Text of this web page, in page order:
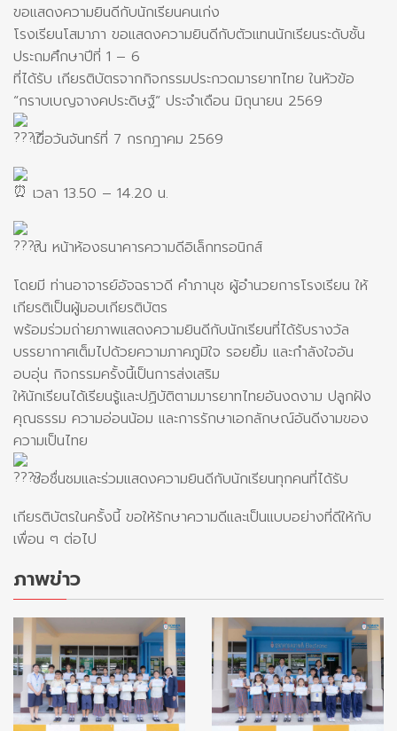
ขอแสดงความยินดีกับนักเรียนคนเก่ง
โรงเรียนโสมาภา ขอแสดงความยินดีกับตัวแทนนักเรียนระดับชั้น
ประถมศึกษาปีที่ 1 – 6
ที่ได้รับ เกียรติบัตรจากกิจกรรมประกวดมารยาทไทย ในหัวข้อ
“กราบเบญจางคประดิษฐ์” ประจำเดือน มิถุนายน 2569
เมื่อวันจันทร์ที่ 7 กรกฎาคม 2569
เวลา 13.50 – 14.20 น.
ณ หน้าห้องธนาคารความดีอิเล็กทรอนิกส์
โดยมี ท่านอาจารย์อัจฉราวดี คำภานุช ผู้อำนวยการโรงเรียน ให้
เกียรติเป็นผู้มอบเกียรติบัตร
พร้อมร่วมถ่ายภาพแสดงความยินดีกับนักเรียนที่ได้รับรางวัล
บรรยากาศเต็มไปด้วยความภาคภูมิใจ รอยยิ้ม และกำลังใจอัน
อบอุ่น กิจกรรมครั้งนี้เป็นการส่งเสริม
ให้นักเรียนได้เรียนรู้และปฏิบัติตามมารยาทไทยอันงดงาม ปลูกฝัง
คุณธรรม ความอ่อนน้อม และการรักษาเอกลักษณ์อันดีงามของ
ความเป็นไทย
ขอชื่นชมและร่วมแสดงความยินดีกับนักเรียนทุกคนที่ได้รับ
เกียรติบัตรในครั้งนี้ ขอให้รักษาความดีและเป็นแบบอย่างที่ดีให้กับ
เพื่อน ๆ ต่อไป
ภาพข่าว